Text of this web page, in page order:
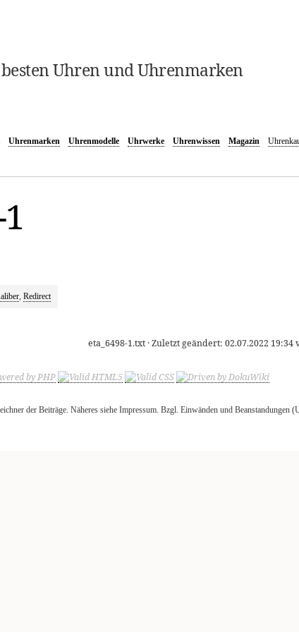
Uhren und Uhrenmarken
Uhrenmarken Uhrenmodelle Uhrwerke Uhrenwissen Magazin
, Redirect
eta_6498-1.txt· Zuletzt geändert: 02.07.2022 19:34
der Beiträge. Näheres siehe Impressum. Bzgl. Einwänden und Beanstandungen